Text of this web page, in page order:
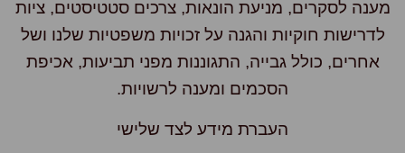
לסקרים, מניעת הונאות, צרכים סטטיסטים, ציות
חוקיות והגנה על זכויות משפטיות שלנו ושל
אחרים, כולל גבייה, התגוננות מפני תביעות, אכיפת
הסכמים ומענה לרשויות.
העברת מידע לצד שלישי